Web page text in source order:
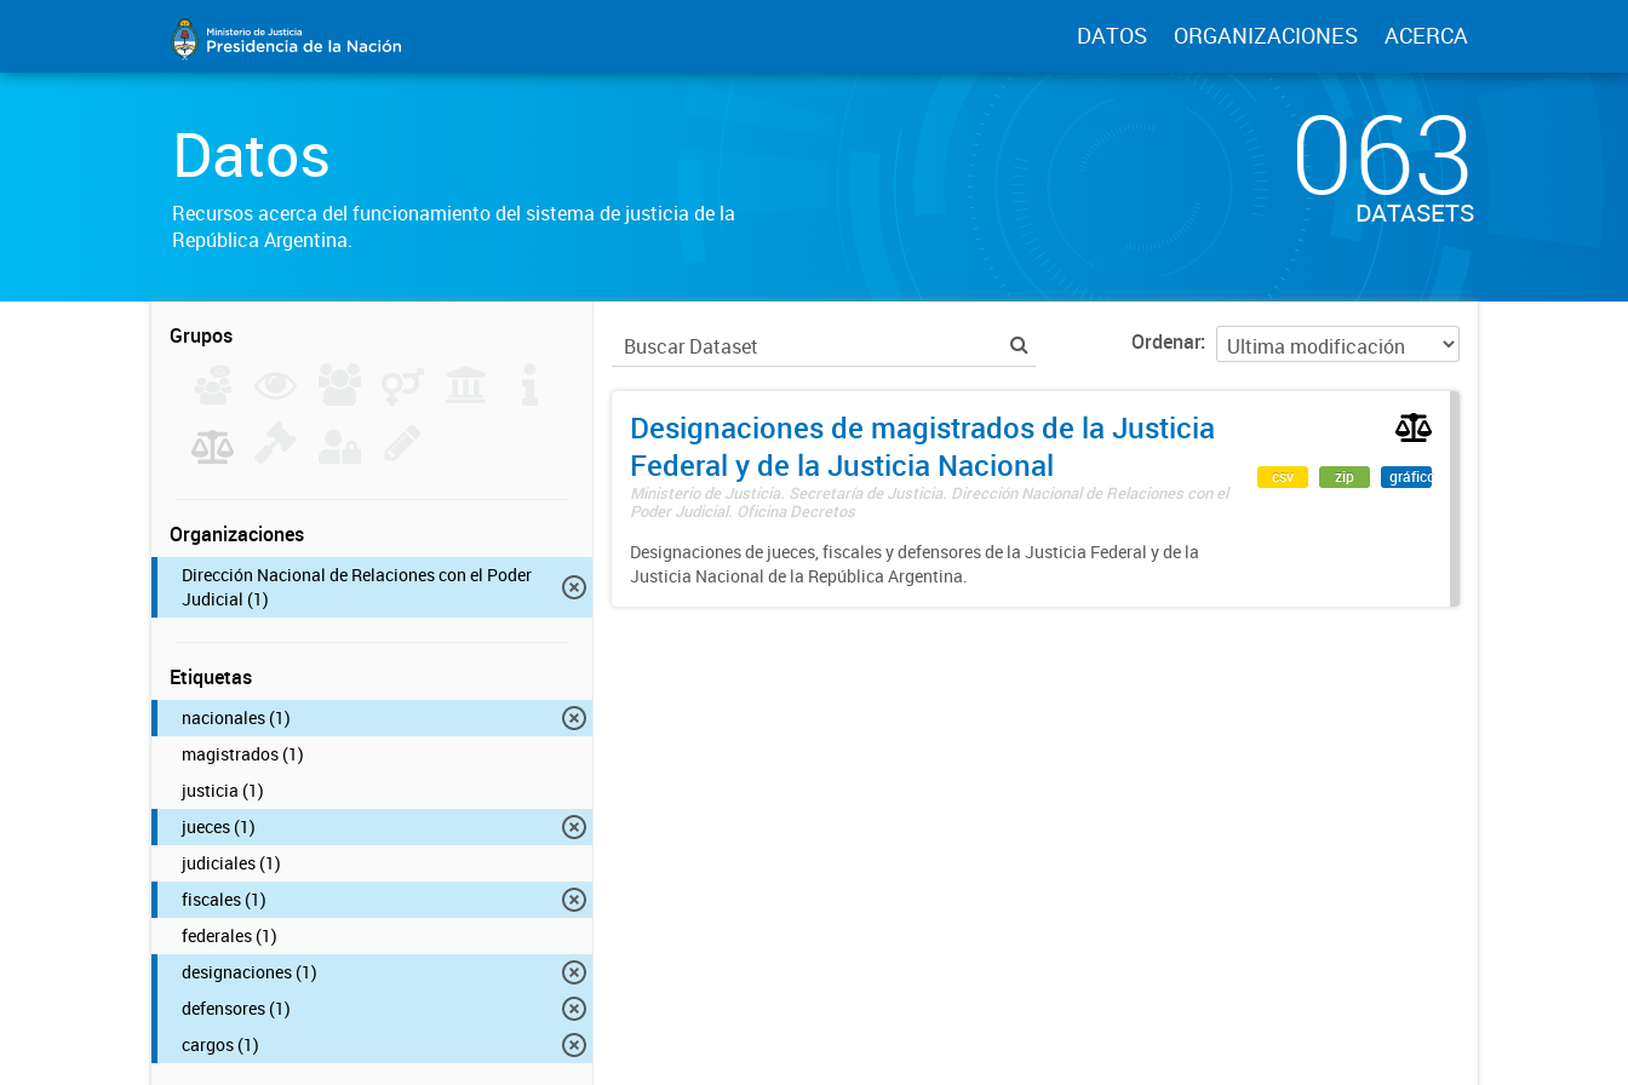
DATOS ORGANIZACIONES ACERCA
Datos
Recursos acerca del funcionamiento del sistema de justicia de la
República Argentina.
063
DATASETS
Grupos
Organizaciones
Dirección Nacional de Relaciones con el Poder
Judicial (1)
Etiquetas
nacionales (1)
magistrados (1)
justicia (1)
jueces (1)
judiciales (1)
fiscales (1)
federales (1)
designaciones (1)
defensores (1)
cargos (1)
Ordenar
Designaciones de magistrados de la Justicia
Federal y de la Justicia Nacional
Ministerio de Justicia. Secretaría de Justicia. Dirección Nacional de Relaciones con el
Poder Judicial. Oficina Decretos
Designaciones de jueces, fiscales y defensores de la Justicia Federal y de la
Justicia Nacional de la República Argentina.
csv zip gráfico